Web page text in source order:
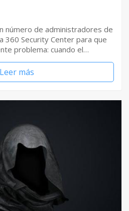
número de administradores de
360 Security Center para que
problema: cuando el…
Leer más